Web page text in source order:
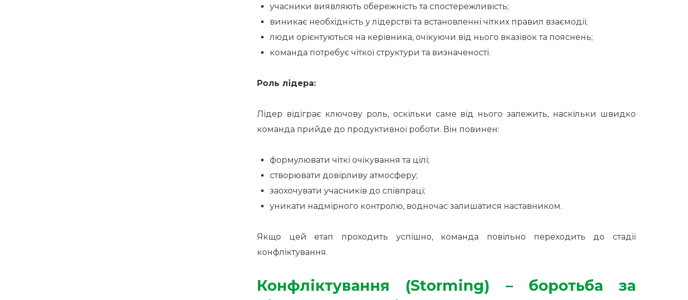
учасники виявляють обережність та спостережливість;
виникає необхідність у лідерстві та встановленні чітких правил взаємодії;
люди орієнтуються на керівника, очікуючи від нього вказівок та пояснень;
команда потребує чіткої структури та визначеності.
Роль лідера:
Лідер відіграє ключову роль, оскільки саме від нього залежить, наскільки швидко
команда прийде до продуктивної роботи. Він повинен:
формулювати чіткі очікування та цілі;
створювати довірливу атмосферу;
заохочувати учасників до співпраці;
уникати надмірного контролю, водночас залишатися наставником.
Якщо цей етап проходить успішно, команда повільно переходить до стадії
конфліктування.
Конфліктування (Storming) – боротьба за